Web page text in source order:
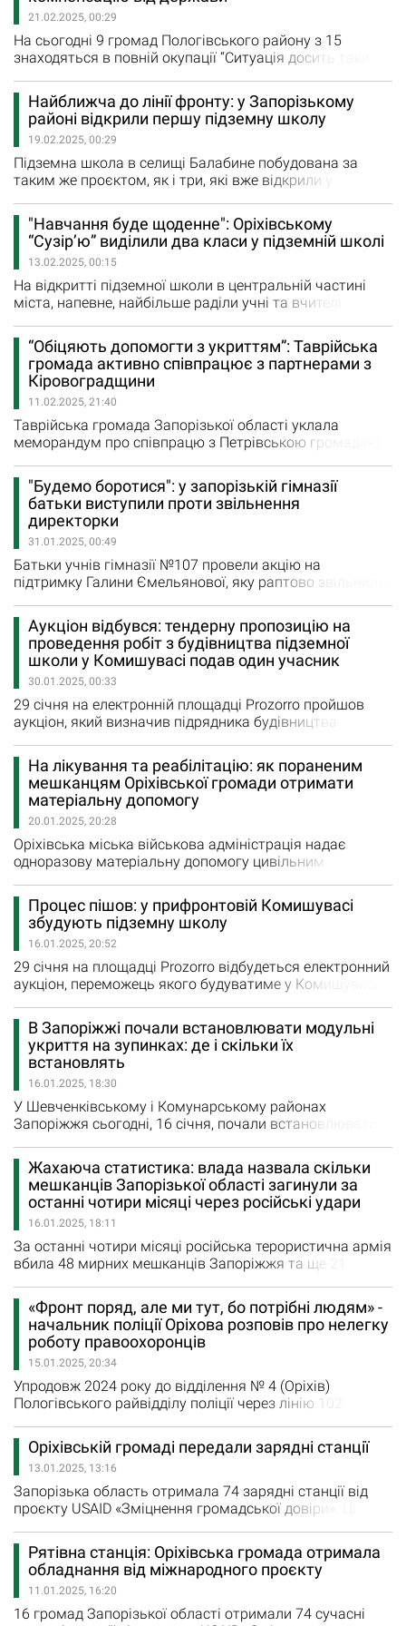
повідомляє Комишуваська селищна рада, 7 днів діти…
21.02.2025, 00:29
На сьогодні 9 громад Пологівського району з 15
знаходяться в повній окупації “Ситуація досить таки
сили», - зазначила заступниця голови Пологівської РДА
Людмила Рябовол на зібранні з нагоди 250-річчя
Оріхова. Шість громад знаходяться на підконтрольній
Україні території, але частково в деяких громадах,…
Найближча до лінії фронту: у Запорізькому
районі відкрили першу підземну школу
19.02.2025, 00:29
Підземна школа в селищі Балабине побудована за
таким же проєктом, як і три, які вже відкрили у
учнів у дві зміни. Тут навчатимуться діти не лише з
Балабиного, а й з Кушугума та Малокатеринівки, яких
привозитиме шкільний автобус. Щоправда, у перший
день роботи підземної школи, у зв'язку з погіршенням
безпекової…
"Навчання буде щоденне": Оріхівському
“Сузірʼю” виділили два класи у підземній школі
13.02.2025, 00:15
На відкритті підземної школи в центральній частині
міста, напевне, найбільше раділи учні та вчителі
після переміщення у Запоріжжя ще на початку
повномасштабного вторгнення росіян КЗ “Опорний
заклад загальної середньої освіти “Сузірʼя” Оріхівської
міської ради не мав умов для…
“Обіцяють допомогти з укриттям”: Таврійська
громада активно співпрацює з партнерами з
Кіровоградщини
11.02.2025, 21:40
Таврійська громада Запорізької області уклала
меморандум про співпрацю з Петрівською громадою з
Кіровоградської області Світлана Тилик та голова
Таврійської сільської ради Запорізької області Микола
Свириденко меморандум про співпрацю підписали в
грудні 2024 року. Громади стали партнерами у рамках
національного проєкту…
"Будемо боротися": у запорізькій гімназії
батьки виступили проти звільнення
директорки
31.01.2025, 00:49
Батьки учнів гімназії №107 провели акцію на
підтримку Галини Ємельянової, яку раптово звільнили
багаторічного керівника стало відео журналіста
Костянтина Алексєєнка, якого під час тривоги не
пустили в підземну школу, натомість запропонувавши
спуститися в укриття, розташоване в підвальному
приміщенні гімназії. Хоча,…
Аукціон відбувся: тендерну пропозицію на
проведення робіт з будівництва підземної
школи у Комишувасі подав один учасник
30.01.2025, 00:33
29 січня на електронній площадці Prozorro пройшов
аукціон, який визначив підрядника будівництва
«Джерело». Відкриті торги з очікуваною вартістю робіт
- 109 110 835,00 UAH з ПДВ оголосив замовник робіт —
ДП «Місцеві дороги Запорізької області». Це державне
підприємство, до речі, є замовником…
На лікування та реабілітацію: як пораненим
мешканцям Оріхівської громади отримати
матеріальну допомогу
20.01.2025, 20:28
Оріхівська міська військова адміністрація надає
одноразову матеріальну допомогу цивільним
військовою агресією російської федерації проти
України. Допомога надається в рамках Комплексної
програми соціального захисту населення на 2024-2026
роки. Одноразова матеріальна допомога цивільним
громадянам, як повідомляється…
Процес пішов: у прифронтовій Комишувасі
збудують підземну школу
16.01.2025, 20:52
29 січня на площадці Prozorro відбудеться електронний
аукціон, переможець якого будуватиме у Комишувасі
протирадіаційного укриття Комишуваської гімназії
"Джерело" Комишуваської селищної ради з очікуваною
вартістю робіт 109 110 835,00 грн з ПДВ 14 січня
оголосив замовник — ДП «Місцеві дороги Запорізької…
В Запоріжжі почали встановлювати модульні
укриття на зупинках: де і скільки їх
встановлять
16.01.2025, 18:30
У Шевченківському і Комунарському районах
Запоріжжя сьогодні, 16 січня, почали встановлювати
обласній військовій адміністрації, впродовж наступних
двох тижнів у місті з’являться 17 таких захисних
споруд. Укриття будуть знаходитись на зупинках
громадського транспорту й у місцях масового
скупчення людей. Споруди,…
Жахаюча статистика: влада назвала скільки
мешканців Запорізької області загинули за
останні чотири місяці через російські удари
16.01.2025, 18:11
За останні чотири місяці російська терористична армія
вбила 48 мирних мешканців Запоріжжя та ще 21
області. Таку жахаючу статистику повідомив Іван
Федоров, голова Запорізької обласної військової
адміністрації. Також він повідомив, що внаслідок
російських обстрілів поранення різного ступеня
важкості отримали 469 людей,…
«Фронт поряд, але ми тут, бо потрібні людям» -
начальник поліції Оріхова розповів про нелегку
роботу правоохоронців
15.01.2025, 20:34
Упродовж 2024 року до відділення № 4 (Оріхів)
Пологівського райвідділу поліції через лінію 102
правопорушення. Минулого року на прифронтовій
території, як повідомила «Новинам Оріхова»
начальниця відділу комунікацій ГУНП в Запорізькій
області Анна Ткаченко, поліцейські розкрили 67
злочинів. А також задокументували…
Оріхівській громаді передали зарядні станції
13.01.2025, 13:16
Запорізька область отримала 74 зарядні станції від
проєкту USAID «Зміцнення громадської довіри». Ці
забезпечити роботу органів влади навіть під час
тривалих відключень електроенергії. Надана техніка,
зокрема, буде використовуватися в Оріхівській та
Гуляйпільській громадах, що постійно зазнають
обстрілів. «Ворог…
Рятівна станція: Оріхівська громада отримала
обладнання від міжнародного проєкту
11.01.2025, 16:20
16 громад Запорізької області отримали 74 сучасні